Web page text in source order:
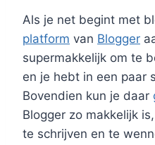
Als je net begint met
platform van Blogger
supermakkelijk om te
en je hebt in een paar
Bovendien kun je daar
Blogger zo makkelijk
te schrijven en te